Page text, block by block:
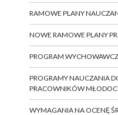
RAMOWE PLANY
NOWE RAMOWE PLANY
PROGRAM
PROGRAMY NAUCZANIA
PRACOWNIKÓW
WYMAGANIA NA OCENĘ